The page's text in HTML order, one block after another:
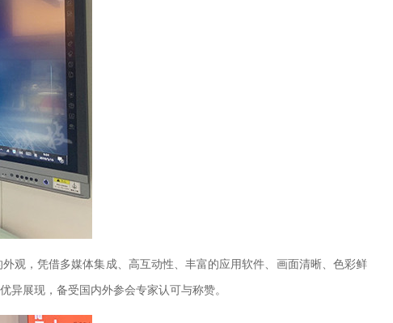
观，凭借多媒体集成、高互动性、丰富的应用软件、画面清晰、色彩鲜
展现，备受国内外参会专家认可与称赞。